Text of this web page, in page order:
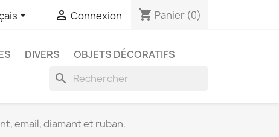
  Connexion shopping_cart Panier (0)
DIVERS OBJETS DÉCORATIFS
search
email, diamant et ruban.